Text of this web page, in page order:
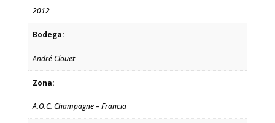
2012
Bodega:
André Clouet
Zona:
A.O.C. Champagne – Francia